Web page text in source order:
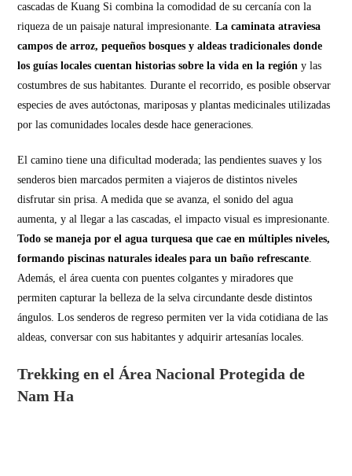
cascadas de Kuang Si combina la comodidad de su cercanía con la
riqueza de un paisaje natural impresionante.La caminata atraviesa
campos de arroz, pequeños bosques y aldeas tradicionales donde
los guías locales cuentan historias sobre la vida en la región y las
costumbres de sus habitantes. Durante el recorrido, es posible observar
especies de aves autóctonas, mariposas y plantas medicinales utilizadas
por las comunidades locales desde hace generaciones.
El camino tiene una dificultad moderada; las pendientes suaves y los
senderos bien marcados permiten a viajeros de distintos niveles
disfrutar sin prisa. A medida que se avanza, el sonido del agua
aumenta, y al llegar a las cascadas, el impacto visual es impresionante.
Todo se maneja por el agua turquesa que cae en múltiples niveles,
formando piscinas naturales ideales para un baño refrescante.
Además, el área cuenta con puentes colgantes y miradores que
permiten capturar la belleza de la selva circundante desde distintos
ángulos. Los senderos de regreso permiten ver la vida cotidiana de las
aldeas, conversar con sus habitantes y adquirir artesanías locales.
Trekking en el Área Nacional Protegida de
Nam Ha